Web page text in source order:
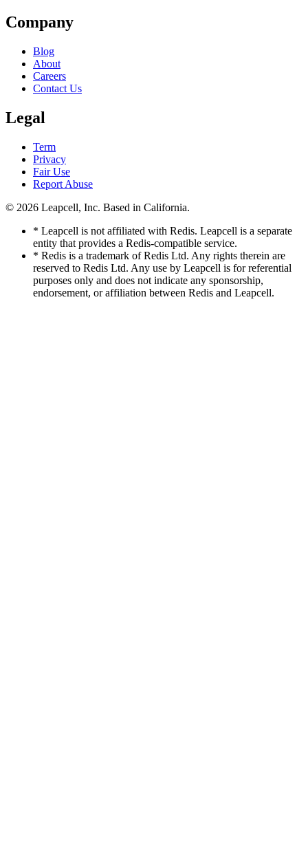
Company
Blog
About
Careers
Contact Us
Legal
Term
Privacy
Fair Use
Report Abuse
© 2026 Leapcell, Inc. Based in California.
* Leapcell is not affiliated with Redis. Leapcell is a separate
entity that provides a Redis-compatible service.
* Redis is a trademark of Redis Ltd. Any rights therein are
reserved to Redis Ltd. Any use by Leapcell is for referential
purposes only and does not indicate any sponsorship,
endorsement, or affiliation between Redis and Leapcell.